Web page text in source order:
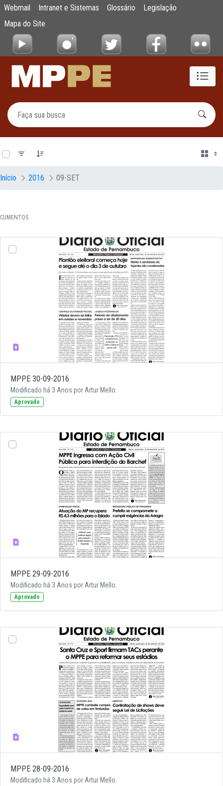
Pular para o Conteúdo principal
Documentos
Webmail Intranet e Sistemas Glossário
Legislação
Mapa do Site
Início 2016 09-SET
MPPE 30-09-2016
Modificado há 3 Anos por Artur Mello.
Aprovado
MPPE 29-09-2016
Modificado há 3 Anos por Artur Mello.
Aprovado
MPPE 28-09-2016
Modificado há 3 Anos por Artur Mello.